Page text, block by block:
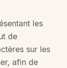
les
de
sur les
afin de